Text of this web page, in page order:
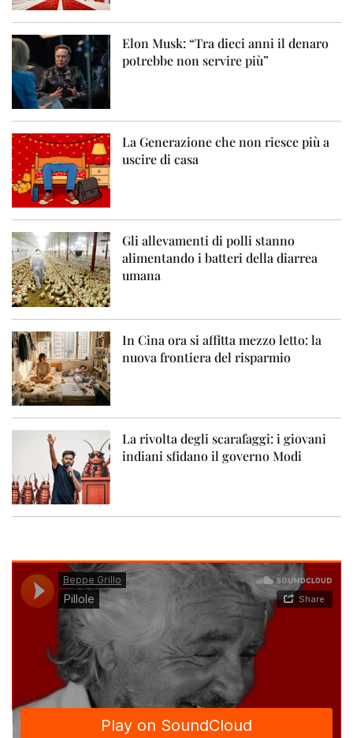
Elon Musk: “Tra dieci anni il denaro
potrebbe non servire più”
La Generazione che non riesce più a
uscire di casa
Gli allevamenti di polli stanno
alimentando i batteri della diarrea
umana
In Cina ora si affitta mezzo letto: la
nuova frontiera del risparmio
La rivolta degli scarafaggi: i giovani
indiani sfidano il governo Modi